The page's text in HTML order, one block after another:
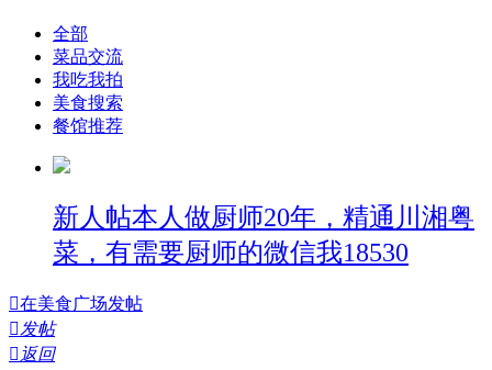
全部
菜品交流
我吃我拍
美食搜索
餐馆推荐
新人帖本人做厨师20年，精通川湘粤
菜，有需要厨师的微信我18530
在美食广场发帖
发帖
返回